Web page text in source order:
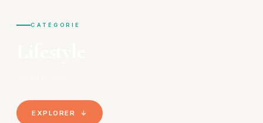
CATÉGORIE
EXPLORER ↓